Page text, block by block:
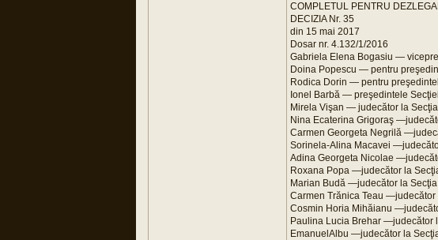
COMPLETUL PENTRU
DECIZIA Nr. 35
din 15 mai 2017
Dosar nr. 4.132/1/2016
Gabriela Elena Bogasiu —
Doina Popescu — pentru
Rodica Dorin — pentru
Ionel Barbă — preşedintele
Mirela Vişan — judecător la
Nina Ecaterina Grigoraş
Carmen Georgeta Negrilă
Sorinela-Alina Macavei
Adina Georgeta Nicolae
Roxana Popa —judecător la
Marian Budă —judecător la
Carmen Trănica Teau —judecător
Cosmin Horia Mihăianu
Paulina Lucia Brehar —judecător
EmanuelAlbu —judecător la